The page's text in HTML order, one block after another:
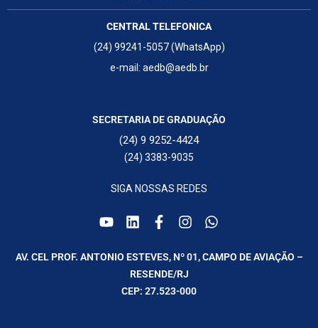
CENTRAL TELEFONICA
(24) 99241-5057 (WhatsApp)
e-mail: aedb@aedb.br
SECRETARIA DE GRADUAÇÃO
(24) 9 9252-4424
(24) 3383-9035
SIGA NOSSAS REDES
AV. CEL PROF. ANTONIO ESTEVES, Nº 01, CAMPO DE AVIAÇÃO –
RESENDE/RJ
CEP: 27.523-000